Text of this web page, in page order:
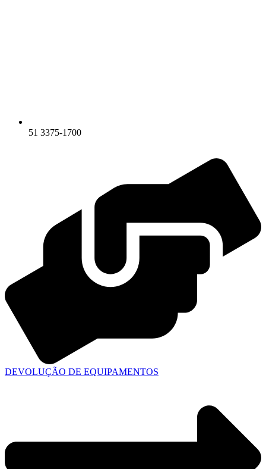
51 3375-1700
DEVOLUÇÃO DE EQUIPAMENTOS